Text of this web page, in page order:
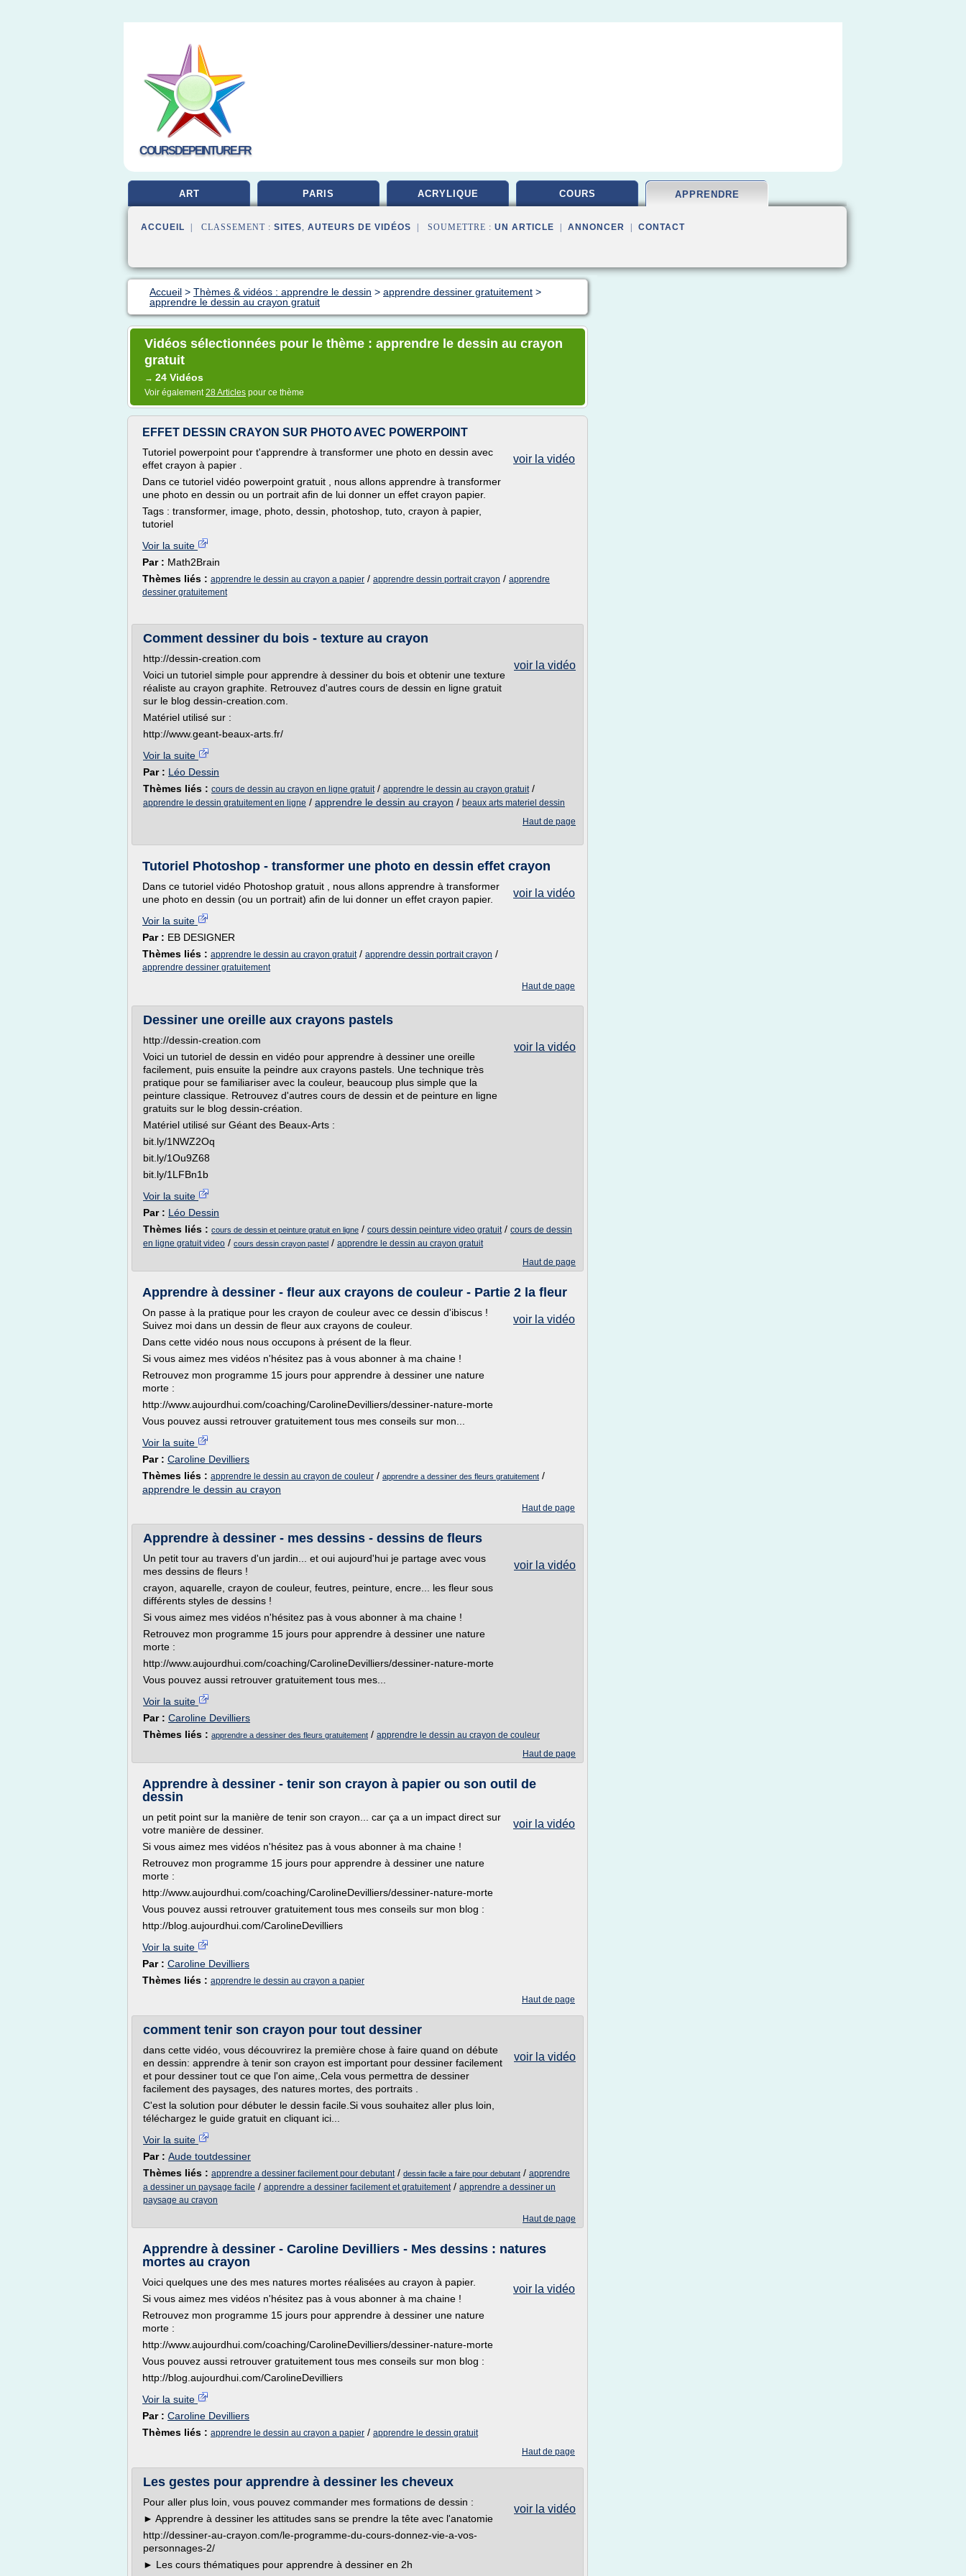
COURSDEPEINTURE.FR
ART PARIS ACRYLIQUE COURS APPRENDRE
ACCUEIL | CLASSEMENT : SITES, AUTEURS DE VIDÉOS | SOUMETTRE : UN ARTICLE ANNONCER CONTACT
Accueil > Thèmes & vidéos : apprendre le dessin > apprendre dessiner gratuitement >
apprendre le dessin au crayon gratuit
Vidéos sélectionnées pour le thème : apprendre le dessin au crayon
gratuit
→ 24 Vidéos
Voir également28 Articles pour ce thème
EFFET DESSIN CRAYON SUR PHOTO AVEC POWERPOINT
voir la vidéo
Tutoriel powerpoint pour t'apprendre à transformer une photo en dessin avec
effet crayon à papier .
Dans ce tutoriel vidéo powerpoint gratuit , nous allons apprendre à transformer
une photo en dessin ou un portrait afin de lui donner un effet crayon papier.
Tags : transformer, image, photo, dessin, photoshop, tuto, crayon à papier,
tutoriel
Voir la suite
Par : Math2Brain
Thèmes liés : apprendre le dessin au crayon a papier / apprendre dessin portrait crayon / apprendre
dessiner gratuitement
Comment dessiner du bois - texture au crayon
voir la vidéo
http://dessin-creation.com
Voici un tutoriel simple pour apprendre à dessiner du bois et obtenir une texture
réaliste au crayon graphite. Retrouvez d'autres cours de dessin en ligne gratuit
sur le blog dessin-creation.com.
Matériel utilisé sur :
http://www.geant-beaux-arts.fr/
Voir la suite
Par : Léo Dessin
Thèmes liés : cours de dessin au crayon en ligne gratuit/ apprendre le dessin au crayon gratuit/
apprendre le dessin gratuitement en ligne / apprendre le dessin au crayon / beaux arts materiel dessin
Haut de page
Tutoriel Photoshop - transformer une photo en dessin effet crayon
voir la vidéo
Dans ce tutoriel vidéo Photoshop gratuit , nous allons apprendre à transformer
une photo en dessin (ou un portrait) afin de lui donner un effet crayon papier.
Voir la suite
Par : EB DESIGNER
Thèmes liés : apprendre le dessin au crayon gratuit/ apprendre dessin portrait crayon /
apprendre dessiner gratuitement
Haut de page
Dessiner une oreille aux crayons pastels
voir la vidéo
http://dessin-creation.com
Voici un tutoriel de dessin en vidéo pour apprendre à dessiner une oreille
facilement, puis ensuite la peindre aux crayons pastels. Une technique très
pratique pour se familiariser avec la couleur, beaucoup plus simple que la
peinture classique. Retrouvez d'autres cours de dessin et de peinture en ligne
gratuits sur le blog dessin-création.
Matériel utilisé sur Géant des Beaux-Arts :
bit.ly/1NWZ2Oq
bit.ly/1Ou9Z68
bit.ly/1LFBn1b
Voir la suite
Par : Léo Dessin
Thèmes liés : cours de dessin et peinture gratuit en ligne / cours dessin peinture video gratuit/ cours de dessin
en ligne gratuit video / cours dessin crayon pastel / apprendre le dessin au crayon gratuit
Haut de page
Apprendre à dessiner - fleur aux crayons de couleur - Partie 2 la fleur
voir la vidéo
On passe à la pratique pour les crayon de couleur avec ce dessin d'ibiscus !
Suivez moi dans un dessin de fleur aux crayons de couleur.
Dans cette vidéo nous nous occupons à présent de la fleur.
Si vous aimez mes vidéos n'hésitez pas à vous abonner à ma chaine !
Retrouvez mon programme 15 jours pour apprendre à dessiner une nature
morte :
http://www.aujourdhui.com/coaching/CarolineDevilliers/dessiner-nature-morte
Vous pouvez aussi retrouver gratuitement tous mes conseils sur mon...
Voir la suite
Par : Caroline Devilliers
Thèmes liés : apprendre le dessin au crayon de couleur / apprendre a dessiner des fleurs gratuitement /
apprendre le dessin au crayon
Haut de page
Apprendre à dessiner - mes dessins - dessins de fleurs
voir la vidéo
Un petit tour au travers d'un jardin... et oui aujourd'hui je partage avec vous
mes dessins de fleurs !
crayon, aquarelle, crayon de couleur, feutres, peinture, encre... les fleur sous
différents styles de dessins !
Si vous aimez mes vidéos n'hésitez pas à vous abonner à ma chaine !
Retrouvez mon programme 15 jours pour apprendre à dessiner une nature
morte :
http://www.aujourdhui.com/coaching/CarolineDevilliers/dessiner-nature-morte
Vous pouvez aussi retrouver gratuitement tous mes...
Voir la suite
Par : Caroline Devilliers
Thèmes liés : apprendre a dessiner des fleurs gratuitement / apprendre le dessin au crayon de couleur
Haut de page
Apprendre à dessiner - tenir son crayon à papier ou son outil de
dessin
voir la vidéo
un petit point sur la manière de tenir son crayon... car ça a un impact direct sur
votre manière de dessiner.
Si vous aimez mes vidéos n'hésitez pas à vous abonner à ma chaine !
Retrouvez mon programme 15 jours pour apprendre à dessiner une nature
morte :
http://www.aujourdhui.com/coaching/CarolineDevilliers/dessiner-nature-morte
Vous pouvez aussi retrouver gratuitement tous mes conseils sur mon blog :
http://blog.aujourdhui.com/CarolineDevilliers
Voir la suite
Par : Caroline Devilliers
Thèmes liés : apprendre le dessin au crayon a papier
Haut de page
comment tenir son crayon pour tout dessiner
voir la vidéo
dans cette vidéo, vous découvrirez la première chose à faire quand on débute
en dessin: apprendre à tenir son crayon est important pour dessiner facilement
et pour dessiner tout ce que l'on aime,.Cela vous permettra de dessiner
facilement des paysages, des natures mortes, des portraits .
C'est la solution pour débuter le dessin facile.Si vous souhaitez aller plus loin,
téléchargez le guide gratuit en cliquant ici...
Voir la suite
Par : Aude toutdessiner
Thèmes liés : apprendre a dessiner facilement pour debutant/ dessin facile a faire pour debutant / apprendre
a dessiner un paysage facile / apprendre a dessiner facilement et gratuitement/ apprendre a dessiner un
paysage au crayon
Haut de page
Apprendre à dessiner - Caroline Devilliers - Mes dessins : natures
mortes au crayon
voir la vidéo
Voici quelques une des mes natures mortes réalisées au crayon à papier.
Si vous aimez mes vidéos n'hésitez pas à vous abonner à ma chaine !
Retrouvez mon programme 15 jours pour apprendre à dessiner une nature
morte :
http://www.aujourdhui.com/coaching/CarolineDevilliers/dessiner-nature-morte
Vous pouvez aussi retrouver gratuitement tous mes conseils sur mon blog :
http://blog.aujourdhui.com/CarolineDevilliers
Voir la suite
Par : Caroline Devilliers
Thèmes liés : apprendre le dessin au crayon a papier / apprendre le dessin gratuit
Haut de page
Les gestes pour apprendre à dessiner les cheveux
voir la vidéo
Pour aller plus loin, vous pouvez commander mes formations de dessin :
► Apprendre à dessiner les attitudes sans se prendre la tête avec l'anatomie
http://dessiner-au-crayon.com/le-programme-du-cours-donnez-vie-a-vos-
personnages-2/
► Les cours thématiques pour apprendre à dessiner en 2h